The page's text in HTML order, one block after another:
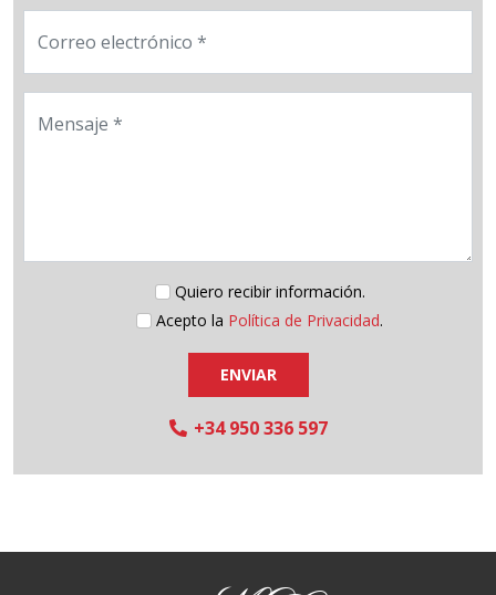
Quiero recibir información.
Acepto la Política de Privacidad.
ENVIAR
+34 950 336 597